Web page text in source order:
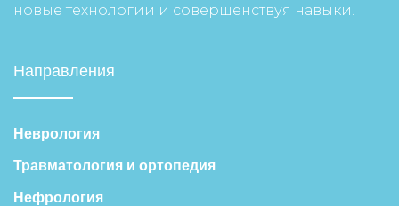
новые технологии и совершенствуя навыки.
Направления
Неврология
Травматология и ортопедия
Нефрология